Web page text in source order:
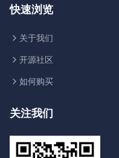
快速浏览
关于我们
开源社区
如何购买
关注我们